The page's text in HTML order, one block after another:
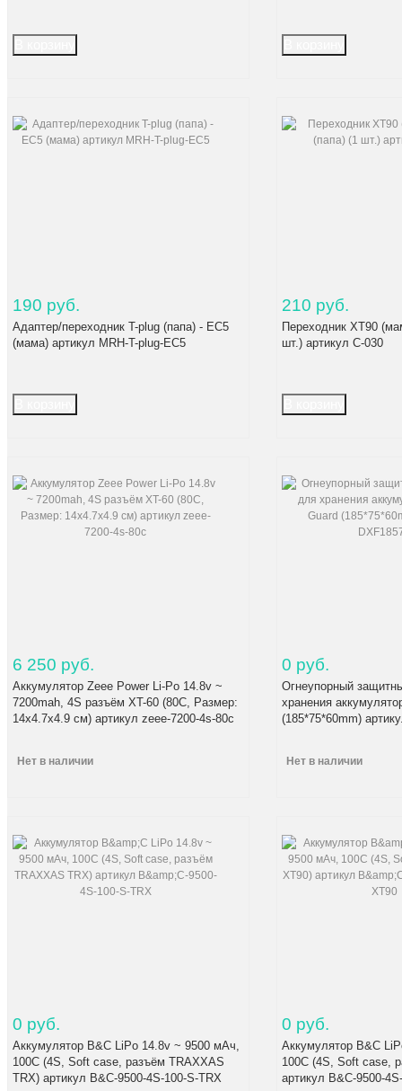
190 руб.
Адаптер/переходник T-plug (папа) - EC5
(мама) артикул MRH-T-plug-EC5
210 руб.
Переходник XT90
шт.) артикул C-030
6 250 руб.
Аккумулятор Zeee Power Li-Po 14.8v ~
7200mah, 4S разъём XT-60 (80C, Размер:
14x4.7x4.9 см) артикул zeee-7200-4s-80c
Нет в наличии
0 руб.
Огнеупорный
хранения
(185*75*60mm)
Нет в наличии
0 руб.
Аккумулятор B&C LiPo 14.8v ~ 9500 мАч,
100C (4S, Soft case, разъём TRAXXAS
TRX) артикул B&C-9500-4S-100-S-TRX
0 руб.
Аккумулятор B&C
100C (4S, Soft case,
артикул B&C-9500-